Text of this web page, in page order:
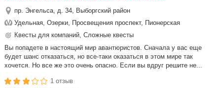
пр. Энгельса, д. 34, Выборгский район
Удельная, Озерки, Просвещения проспект, Пионерская
Квесты для компаний, Сложные квесты
Вы попадете в настоящий мир авантюристов. Сначала у вас еще
будет шанс отказаться, но все-таки оказаться в этом мире так
хочется. Но все же это очень опасно. Если вы вдруг решите не...
1 отзыв